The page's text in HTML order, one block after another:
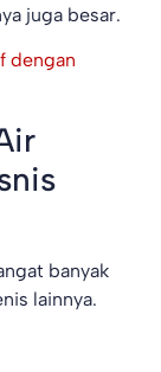
juga besar.
dengan
banyak
lainnya.